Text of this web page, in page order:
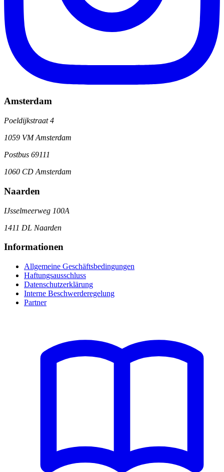
Amsterdam
Poeldijkstraat 4
1059 VM Amsterdam
Postbus 69111
1060 CD Amsterdam
Naarden
IJsselmeerweg 100A
1411 DL Naarden
Informationen
Allgemeine Geschäftsbedingungen
Haftungsausschluss
Datenschutzerklärung
Interne Beschwerderegelung
Partner